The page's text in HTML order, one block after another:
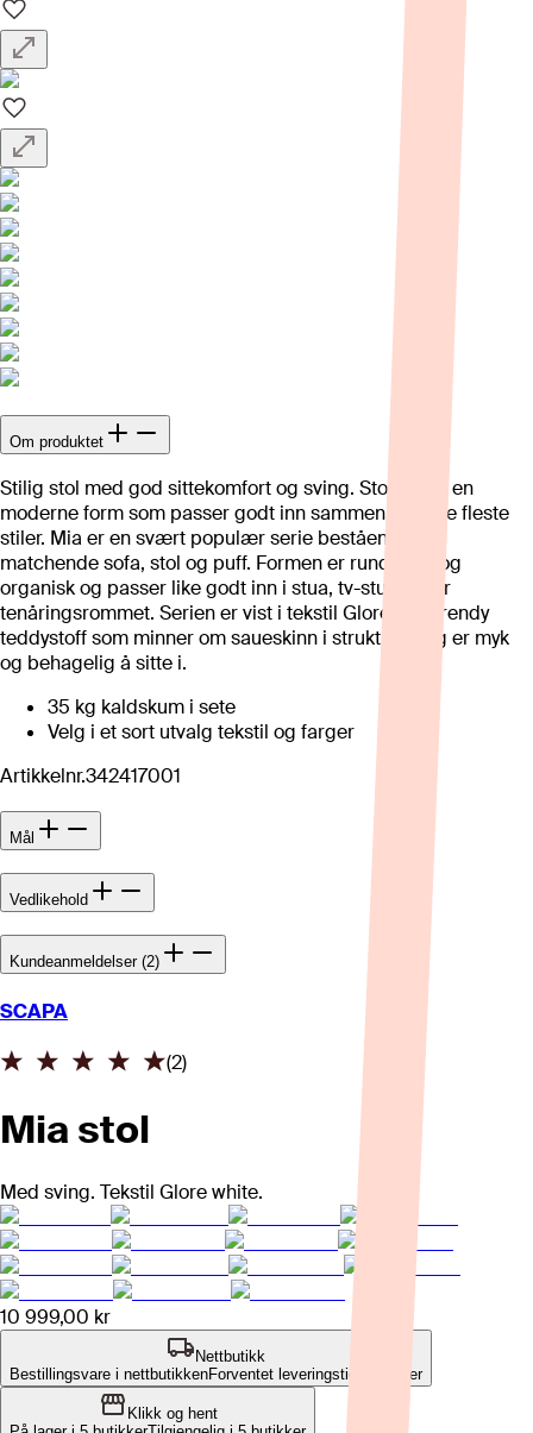
Om produktet
Stilig stol med god sittekomfort og sving. Stolen har en
moderne form som passer godt inn sammen med de fleste
stiler. Mia er en svært populær serie bestående av
matchende sofa, stol og puff. Formen er rund, myk og
organisk og passer like godt inn i stua, tv-stuen eller
tenåringsrommet. Serien er vist i tekstil Glore - ett trendy
teddystoff som minner om saueskinn i strukturen og er myk
og behagelig å sitte i.
35 kg kaldskum i sete
Velg i et sort utvalg tekstil og farger
Artikkelnr.342417001
Mål
Vedlikehold
Kundeanmeldelser (2)
SCAPA
(2)
Mia stol
Med sving. Tekstil Glore white.
10 999,00 kr
Nettbutikk
Bestillingsvare i nettbutikkenForventet leveringstid: 4-5 uker
Klikk og hent